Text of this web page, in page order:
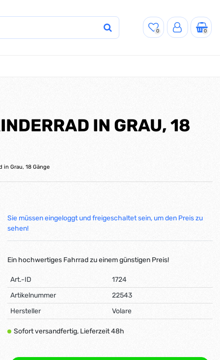
0 0
IN GRAU, 18
in Grau, 18 Gänge
Sie müssen eingeloggt und freigeschaltet sein, um den Preis zu
sehen!
Ein hochwertiges Fahrrad zu einem günstigen Preis!
Art.-ID
1724
Artikelnummer
22543
Hersteller
Volare
Sofort versandfertig, Lieferzeit 48h